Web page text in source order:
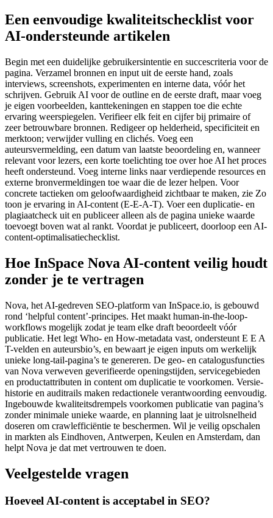
Een eenvoudige kwaliteitschecklist voor
AI-ondersteunde artikelen
Begin met een duidelijke gebruikersintentie en succescriteria voor de
pagina. Verzamel bronnen en input uit de eerste hand, zoals
interviews, screenshots, experimenten en interne data, vóór het
schrijven. Gebruik AI voor de outline en de eerste draft, maar voeg
je eigen voorbeelden, kanttekeningen en stappen toe die echte
ervaring weerspiegelen. Verifieer elk feit en cijfer bij primaire of
zeer betrouwbare bronnen. Redigeer op helderheid, specificiteit en
merktoon; verwijder vulling en clichés. Voeg een
auteursvermelding, een datum van laatste beoordeling en, wanneer
relevant voor lezers, een korte toelichting toe over hoe AI het proces
heeft ondersteund. Voeg interne links naar verdiepende resources en
externe bronvermeldingen toe waar die de lezer helpen. Voor
concrete tactieken om geloofwaardigheid zichtbaar te maken, zie Zo
toon je ervaring in AI-content (E-E-A-T). Voer een duplicatie- en
plagiaatcheck uit en publiceer alleen als de pagina unieke waarde
toevoegt boven wat al rankt. Voordat je publiceert, doorloop een AI-
content-optimalisatiechecklist.
Hoe InSpace Nova AI-content veilig houdt
zonder je te vertragen
Nova, het AI-gedreven SEO-platform van InSpace.io, is gebouwd
rond ‘helpful content’-principes. Het maakt human-in-the-loop-
workflows mogelijk zodat je team elke draft beoordeelt vóór
publicatie. Het legt Who- en How-metadata vast, ondersteunt E E A
T-velden en auteursbio’s, en bewaart je eigen inputs om werkelijk
unieke long-tail-pagina’s te genereren. De geo- en catalogusfuncties
van Nova verweven geverifieerde openingstijden, servicegebieden
en productattributen in content om duplicatie te voorkomen. Versie-
historie en auditrails maken redactionele verantwoording eenvoudig.
Ingebouwde kwaliteitsdrempels voorkomen publicatie van pagina’s
zonder minimale unieke waarde, en planning laat je uitrolsnelheid
doseren om crawlefficiëntie te beschermen. Wil je veilig opschalen
in markten als Eindhoven, Antwerpen, Keulen en Amsterdam, dan
helpt Nova je dat met vertrouwen te doen.
Veelgestelde vragen
Hoeveel AI-content is acceptabel in SEO?